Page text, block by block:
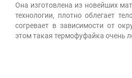
Она изготовлена из новейших
технологии, плотно облегает
согревает в зависимости от
этом такая термофуфайка очень